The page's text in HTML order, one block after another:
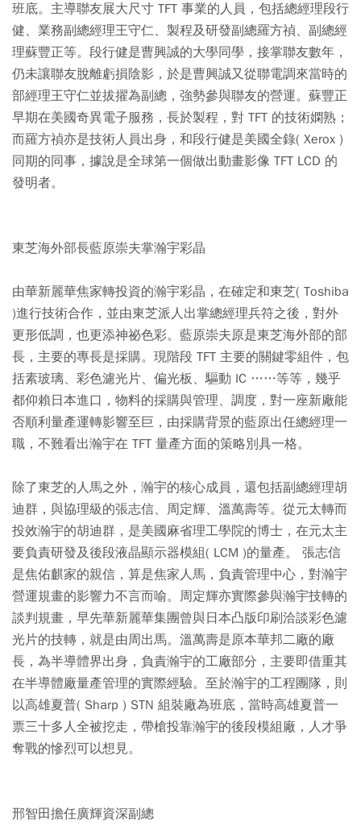
班底。主導聯友展大尺寸 TFT 事業的人員，包括總經理段行
健、業務副總經理王守仁、製程及研發副總羅方禎、副總經
理蘇豐正等。段行健是曹興誠的大學同學，接掌聯友數年，
仍未讓聯友脫離虧損陰影，於是曹興誠又從聯電調來當時的
部經理王守仁並拔擢為副總，強勢參與聯友的營運。蘇豐正
早期在美國奇異電子服務，長於製程，對 TFT 的技術嫻熟；
而羅方禎亦是技術人員出身，和段行健是美國全錄( Xerox )
同期的同事，據說是全球第一個做出動畫影像 TFT LCD 的
發明者。
東芝海外部長藍原崇夫掌瀚宇彩晶
由華新麗華焦家轉投資的瀚宇彩晶，在確定和東芝( Toshiba
)進行技術合作，並由東芝派人出掌總經理兵符之後，對外
更形低調，也更添神祕色彩。藍原崇夫原是東芝海外部的部
長，主要的專長是採購。現階段 TFT 主要的關鍵零組件，包
括素玻璃、彩色濾光片、偏光板、驅動 IC ……等等，幾乎
都仰賴日本進口，物料的採購與管理、調度，對一座新廠能
否順利量產運轉影響至巨，由採購背景的藍原出任總經理一
職，不難看出瀚宇在 TFT 量產方面的策略別具一格。
除了東芝的人馬之外，瀚宇的核心成員，還包括副總經理胡
迪群，與協理級的張志信、周定輝、溫萬壽等。從元太轉而
投效瀚宇的胡迪群，是美國麻省理工學院的博士，在元太主
要負責研發及後段液晶顯示器模組( LCM )的量產。 張志信
是焦佑麒家的親信，算是焦家人馬，負責管理中心，對瀚宇
營運規畫的影響力不言而喻。周定輝亦實際參與瀚宇技轉的
談判規畫，早先華新麗華集團曾與日本凸版印刷洽談彩色濾
光片的技轉，就是由周出馬。溫萬壽是原本華邦二廠的廠
長，為半導體界出身，負責瀚宇的工廠部分，主要即借重其
在半導體廠量產管理的實際經驗。至於瀚宇的工程團隊，則
以高雄夏普( Sharp ) STN 組裝廠為班底，當時高雄夏普一
票三十多人全被挖走，帶槍投靠瀚宇的後段模組廠，人才爭
奪戰的慘烈可以想見。
邢智田擔任廣輝資深副總